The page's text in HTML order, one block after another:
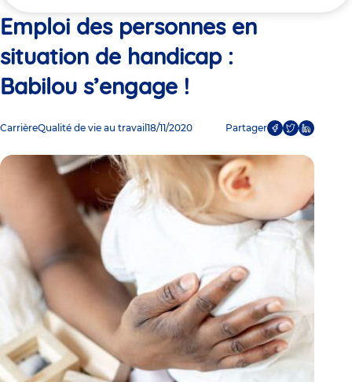
Emploi des personnes en
situation de handicap :
Babilou s’engage !
CarrièreQualité de vie au travail 18/11/2020 Partager